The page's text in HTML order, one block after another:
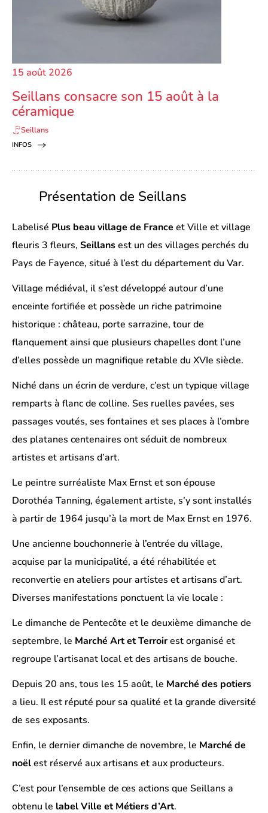
15 août 2026
Seillans consacre son 15 août à la
céramique
Seillans
INFOS
Présentation de Seillans
Labelisé Plus beau village de France et Ville et village
fleuris 3 fleurs, Seillansest un des villages perchés du
Pays de Fayence, situé à l’est du département du Var.
Village médiéval, il s’est développé autour d’une
enceinte fortifiée et possède un riche patrimoine
historique : château, porte sarrazine, tour de
flanquement ainsi que plusieurs chapelles dont l’une
d’elles possède un magnifique retable du XVIe siècle.
Niché dans un écrin de verdure, c’est un typique village
remparts à flanc de colline. Ses ruelles pavées, ses
passages voutés, ses fontaines et ses places à l’ombre
des platanes centenaires ont séduit de nombreux
artistes et artisans d’art.
Le peintre surréaliste Max Ernst et son épouse
Dorothéa Tanning, également artiste, s’y sont installés
à partir de 1964 jusqu’à la mort de Max Ernst en 1976.
Une ancienne bouchonnerie à l’entrée du village,
acquise par la municipalité, a été réhabilitée et
reconvertie en ateliers pour artistes et artisans d’art.
Diverses manifestations ponctuent la vie locale :
Le dimanche de Pentecôte et le deuxième dimanche de
septembre, le Marché Art et Terroirest organisé et
regroupe l’artisanat local et des artisans de bouche.
Depuis 20 ans, tous les 15 août, le Marché des potiers
a lieu. Il est réputé pour sa qualité et la grande diversité
de ses exposants.
Enfin, le dernier dimanche de novembre, le Marché de
noëlest réservé aux artisans et aux producteurs.
C’est pour l’ensemble de ces actions que Seillans a
obtenu le labelVille et Métiers d’Art.